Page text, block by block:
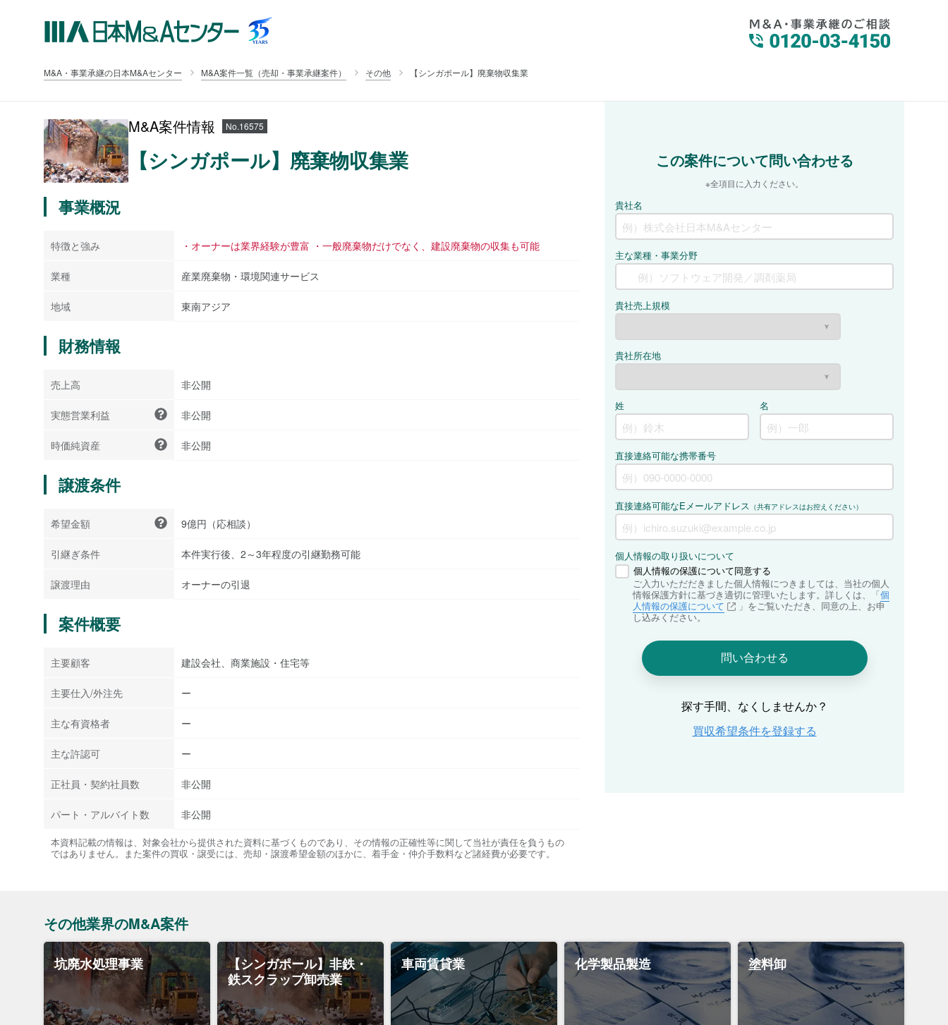
M&A・事業承継の日本M&Aセンター M&A案件一覧（売却・事業承継案件） その他 【シンガポール】廃棄物収集業
M&A案件情報 No.16575
【シンガポール】廃棄物収集業
事業概況
特徴と強み ・オーナーは業界経験が豊富 ・一般廃棄物だけでなく、建設廃棄物の収集も可能
業種 産業廃棄物・環境関連サービス
地域 東南アジア
財務情報
売上高 非公開
実態営業利益 非公開
時価純資産 非公開
譲渡条件
希望金額 9億円（応相談）
引継ぎ条件 本件実行後、2～3年程度の引継勤務可能
譲渡理由 オーナーの引退
案件概要
主要顧客 建設会社、商業施設・住宅等
主要仕入/外注先 ー
主な有資格者 ー
主な許認可 ー
正社員・契約社員数 非公開
パート・アルバイト数 非公開
本資料記載の情報は、対象会社から提供された資料に基づくものであり、その情報の正確性等に関して当社が責任を負うもの
ではありません。また案件の買収・譲受には、売却・譲渡希望金額のほかに、着手金・仲介手数料など諸経費が必要です。
その他業界のM&A案件
坑廃水処理事業
【シンガポール】非鉄・
鉄スクラップ卸売業
車両賃貸業 化学製品製造 塗料卸